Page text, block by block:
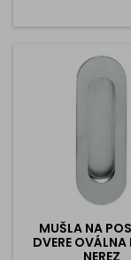
flexibilná montáž
materiálu s
povrchovým
ktoré zaručuje
MUŠLA NA
DVERE
NEREZ